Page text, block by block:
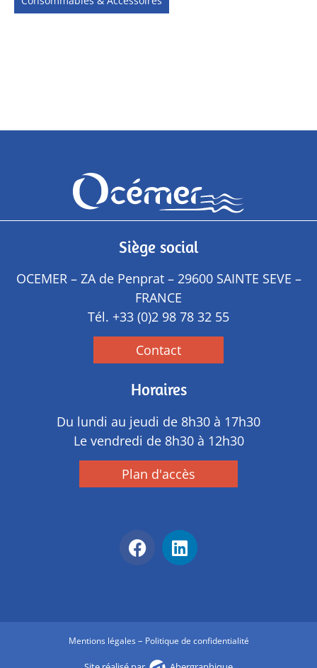
Siège social
OCEMER – ZA de Penprat – 29600 SAINTE SEVE –
FRANCE
Tél. +33 (0)2 98 78 32 55
Contact
Horaires
Du lundi au jeudi de 8h30 à 17h30
Le vendredi de 8h30 à 12h30
Plan d'accès
Mentions légales– Politique de confidentialité